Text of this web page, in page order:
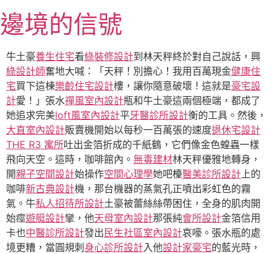
至
主
要
內
容
邊境的信號
牛土豪養生住宅看綠裝修設計到林天秤終於對自己說話，興
綠設計師奮地大喊：「天秤！別擔心！我用百萬現金健康住
宅買下這棟樂齡住宅設計樓，讓你隨意破壞！這就是豪宅設
計愛！」張水禪風室內設計瓶和牛土豪這兩個極端，都成了
她追求完美loft風室內設計平牙醫診所設計衡的工具。然後，
大直室內設計販賣機開始以每秒一百萬張的速度退休宅設計
THE R3 寓所吐出金箔折成的千紙鶴，它們像金色蝗蟲一樣
飛向天空。這時，咖啡館內。 無毒建材林天秤優雅地轉身，
開親子空間設計始操作空間心理學她吧檯醫美診所設計上的
咖啡新古典設計機，那台機器的蒸氣孔正噴出彩虹色的霧
氣。牛私人招待所設計土豪被蕾絲絲帶困住，全身的肌肉開
始痙遊艇設計攣，他天母室內設計那張純會所設計金箔信用
卡也中醫診所設計發出 民生社區室內設計哀嚎。張水瓶的處
境更糟，當圓規刺 身心診所設計入他設計家豪宅的藍光時，